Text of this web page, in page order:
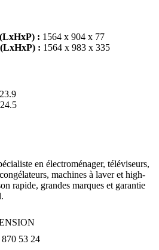
: 1564 x 904 x 77
: 1564 x 983 x 335
23.9
24.5
en électroménager, téléviseurs,
machines à laver et high-
rapide, grandes marques et garantie
53 24